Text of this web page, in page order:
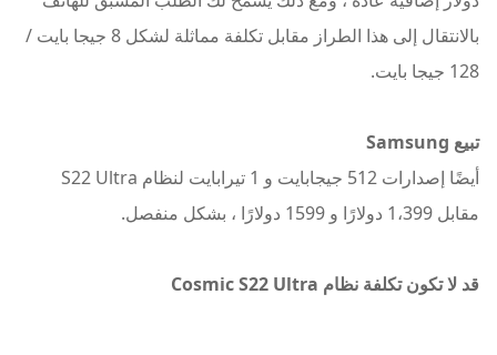
بالانتقال إلى هذا الطراز مقابل تكلفة مماثلة لشكل 8 جيجا بايت /
128 جيجا بايت.
تبيع Samsung
أيضًا إصدارات 512 جيجابايت و 1 تيرابايت لنظام S22 Ultra
مقابل 1،399 دولارًا و 1599 دولارًا ، بشكل منفصل.
قد لا تكون تكلفة نظام Cosmic S22 Ultra